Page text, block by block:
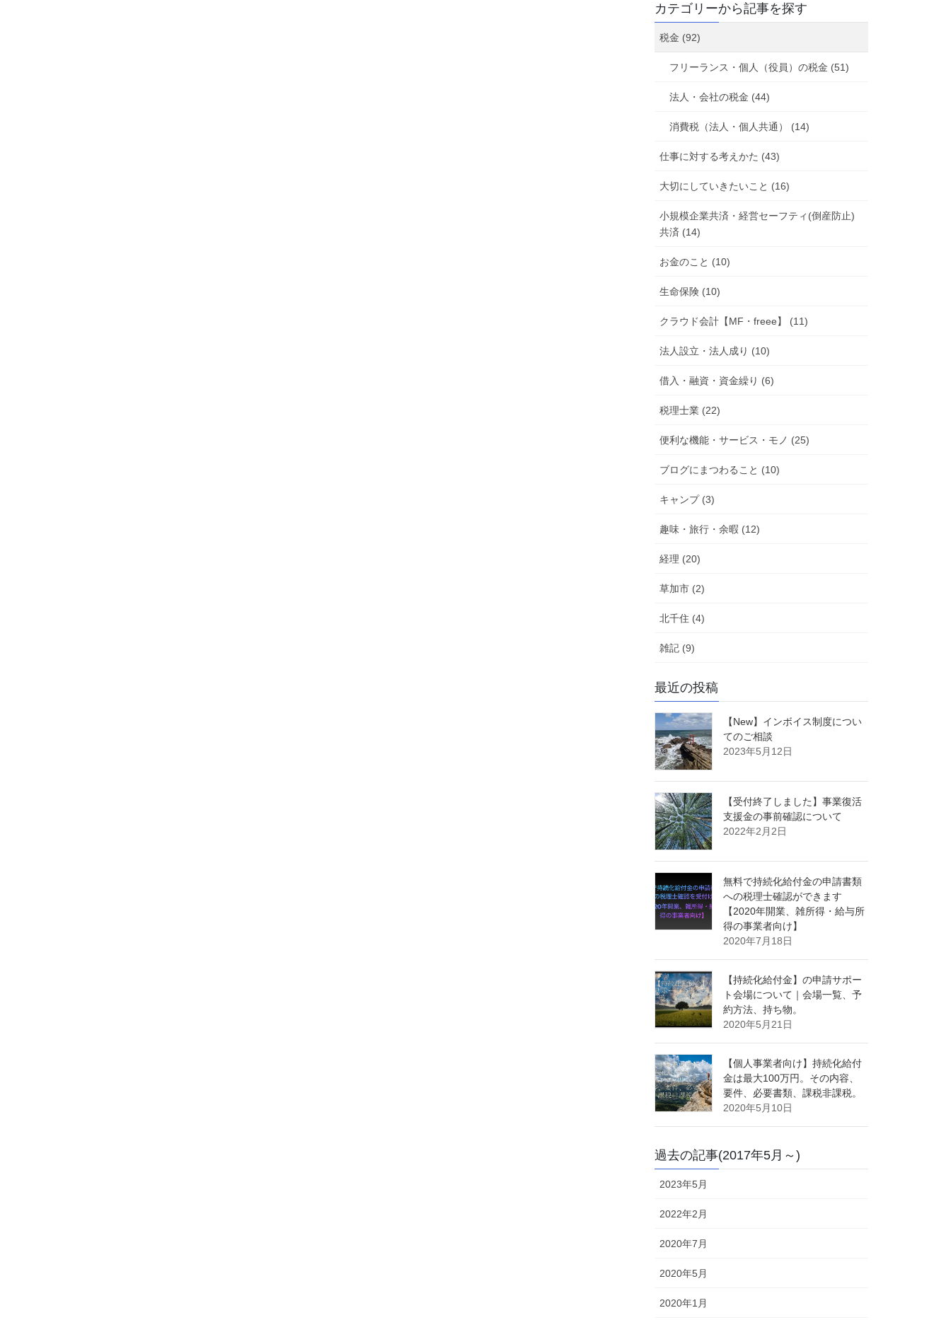
カテゴリーから記事を探す
税金 (92)
フリーランス・個人（役員）の税金 (51)
法人・会社の税金 (44)
消費税（法人・個人共通） (14)
仕事に対する考えかた (43)
大切にしていきたいこと (16)
小規模企業共済・経営セーフティ(倒産防止)
共済 (14)
お金のこと (10)
生命保険 (10)
クラウド会計【MF・freee】 (11)
法人設立・法人成り (10)
借入・融資・資金繰り (6)
税理士業 (22)
便利な機能・サービス・モノ (25)
ブログにまつわること (10)
キャンプ (3)
趣味・旅行・余暇 (12)
経理 (20)
草加市 (2)
北千住 (4)
雑記 (9)
最近の投稿
【New】インボイス制度につい
てのご相談
2023年5月12日
【受付終了しました】事業復活
支援金の事前確認について
2022年2月2日
無料で持続化給付金の申請書類
への税理士確認ができます
【2020年開業、雑所得・給与所
得の事業者向け】
2020年7月18日
【持続化給付金】の申請サポー
ト会場について｜会場一覧、予
約方法、持ち物。
2020年5月21日
【個人事業者向け】持続化給付
金は最大100万円。その内容、
要件、必要書類、課税非課税。
2020年5月10日
過去の記事(2017年5月～)
2023年5月
2022年2月
2020年7月
2020年5月
2020年1月